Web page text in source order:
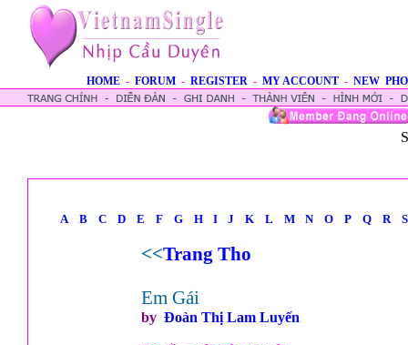
HOME - FORUM - REGISTER - MY ACCOUNT - NEW
A B C D E F G H I J K L M N O P Q R S
<<Trang Tho
Em Gái
by Ðoàn Thị Lam Luyến